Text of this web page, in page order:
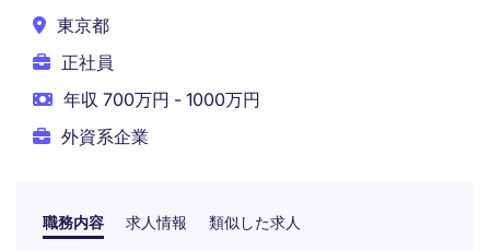
東京都
正社員
年収 700万円 - 1000万円
外資系企業
職務内容 求人情報 類似した求人